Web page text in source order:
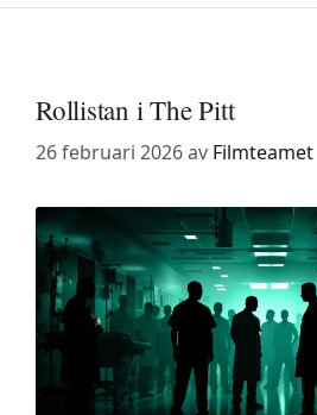
Rollistan i The Pitt
26 februari 2026av Filmteamet